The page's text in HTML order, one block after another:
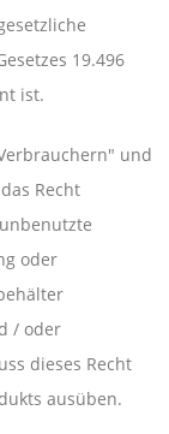
19.496
ist.
und
Recht
oder
/ oder
dieses Recht
ausüben.